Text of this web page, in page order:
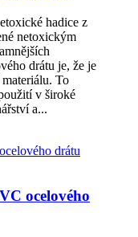
hadice z
netoxickým
drátu je, že je
To
v široké
a...
ocelového